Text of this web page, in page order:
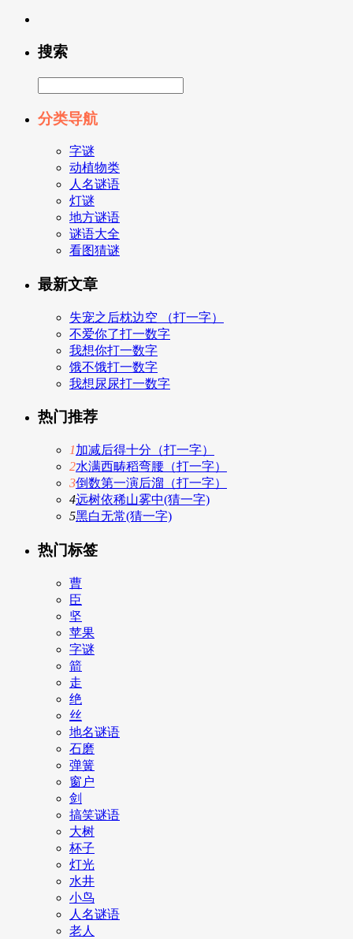
搜索
分类导航
字谜
动植物类
人名谜语
灯谜
地方谜语
谜语大全
看图猜谜
最新文章
失宠之后枕边空 （打一字）
不爱你了打一数字
我想你打一数字
饿不饿打一数字
我想尿尿打一数字
热门推荐
1加减后得十分（打一字）
2水满西畴稻弯腰（打一字）
3倒数第一演后溜（打一字）
4远树依稀山雾中(猜一字)
5黑白无常(猜一字)
热门标签
曹
臣
坚
苹果
字谜
箭
走
绝
丝
地名谜语
石磨
弹簧
窗户
剑
搞笑谜语
大树
杯子
灯光
水井
小鸟
人名谜语
老人